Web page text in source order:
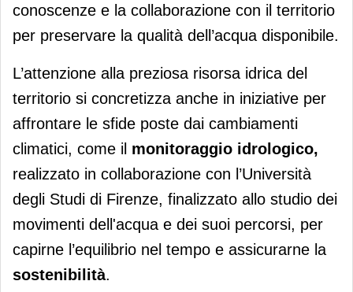
conoscenze e la collaborazione con il territorio
per preservare la qualità dell’acqua disponibile.
L’attenzione alla preziosa risorsa idrica del
territorio si concretizza anche in iniziative per
affrontare le sfide poste dai cambiamenti
climatici, come il monitoraggio idrologico,
realizzato in collaborazione con l’Università
degli Studi di Firenze, finalizzato allo studio dei
movimenti dell'acqua e dei suoi percorsi, per
capirne l’equilibrio nel tempo e assicurarne la
sostenibilità.